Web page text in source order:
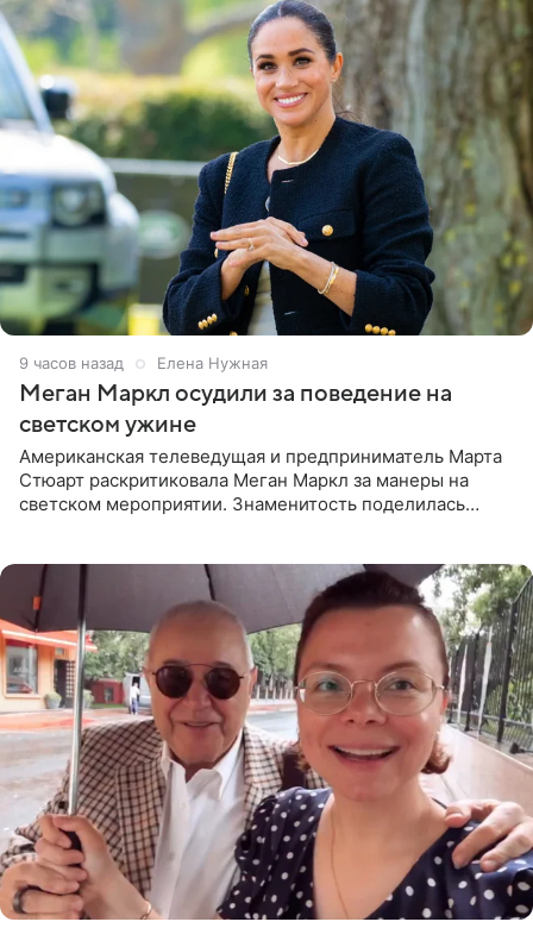
9 часов назад Елена Нужная
Меган Маркл осудили за поведение на
светском ужине
Американская телеведущая и предприниматель Марта
Стюарт раскритиковала Меган Маркл за манеры на
светском мероприятии. Знаменитость поделилась